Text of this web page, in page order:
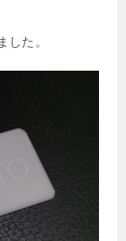
た。